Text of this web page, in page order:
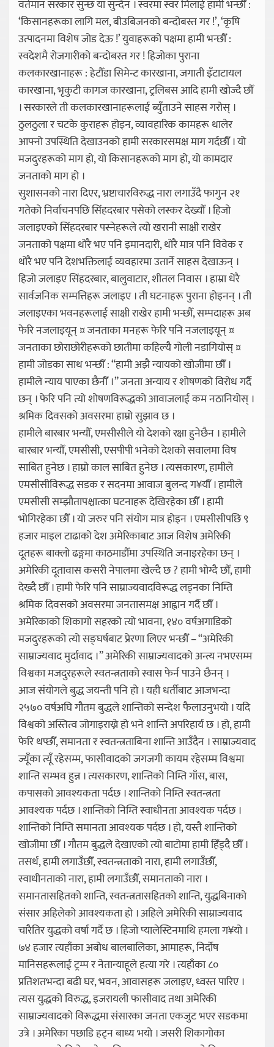
वर्तमान सरकार सुन्छ या सुन्दैन । स्वरमा स्वर मिलाई हामी भन्छौँ :
‘किसानहरूका लागि मल, बीउबिजनको बन्दोबस्त गर !’, ‘कृषि
उत्पादनमा विशेष जोड देऊ !’ युवाहरूको पक्षमा हामी भन्छौँ :
स्वदेशमै रोजगारीको बन्दोबस्त गर ! हिजोका पुराना
कलकारखानाहरू : हेटौँडा सिमेन्ट कारखाना, जगाती इँटाटायल
कारखाना, भृकुटी कागज कारखाना, ट्रलिबस आदि हामी खोज्दै छौँ
। सरकारले ती कलकारखानाहरूलाई ब्युँताउने साहस गरोस् ।
ठुलठुला र चटके कुराहरू होइन, व्यावहारिक कामहरू थालेर
आफ्नो उपस्थिति देखाउनको हामी सरकारसमक्ष माग गर्दछौँ । यो
मजदुरहरूको माग हो, यो किसानहरूको माग हो, यो कामदार
जनताको माग हो ।
सुशासनको नारा दिएर, भ्रष्टाचारविरुद्ध नारा लगाउँदै फागुन २१
गतेको निर्वाचनपछि सिंहदरबार पसेको लस्कर देख्यौँ । हिजो
जलाइएको सिंहदरबार पस्नेहरूले त्यो खरानी साक्षी राखेर
जनताको पक्षमा थोरै भए पनि इमानदारी, थोरै मात्र पनि विवेक र
थोरै भए पनि देशभक्तिलाई व्यवहारमा उतार्ने साहस देखाऊन् ।
हिजो जलाइए सिंहदरबार, बालुवाटार, शीतल निवास । हाम्रा धेरै
सार्वजनिक सम्पत्तिहरू जलाइए । ती घटनाहरू पुराना होइनन् । ती
जलाइएका भवनहरूलाई साक्षी राखेर हामी भन्छौँ, सम्पदाहरू अब
फेरि नजलाइयून् ¤ जनताका मनहरू फेरि पनि नजलाइयून् ¤
जनताका छोराछोरीहरूको छातीमा कहिल्यै गोली नडागियोस् ¤
हामी जोडका साथ भन्छौँ : “हामी अझै न्यायको खोजीमा छौँ ।
हामीले न्याय पाएका छैनौँ ।” जनता अन्याय र शोषणको विरोध गर्दै
छन् । फेरि पनि त्यो शोषणविरूद्धको आवाजलाई कम नठानियोस् ।
श्रमिक दिवसको अवसरमा हाम्रो सुझाव छ ।
हामीले बारबार भन्यौँ, एमसीसीले यो देशको रक्षा हुनेछैन । हामीले
बारबार भन्यौँ, एमसीसी, एसपीपी भनेको देशको सवालमा विष
साबित हुनेछ । हाम्रो काल साबित हुनेछ । त्यसकारण, हामीले
एमसीसीविरूद्ध सडक र सदनमा आवाज बुलन्द ग¥यौँ । हामीले
एमसीसी सम्झौतापश्चात्का घटनाहरू देखिरहेका छौँ । हामी
भोगिरहेका छौँ । यो जरुर पनि संयोग मात्र होइन । एमसीसीपछि ९
हजार माइल टाढाको देश अमेरिकाबाट आज विशेष अमेरिकी
दूतहरू बाक्लो ढङ्गमा काठमाडौँमा उपस्थिति जनाइरहेका छन् ।
अमेरिकी दूतावास कसरी नेपालमा खेल्दै छ ? हामी भोग्दै छौँ, हामी
देख्दै छौँ । हामी फेरि पनि साम्राज्यवादविरूद्ध लड्नका निम्ति
श्रमिक दिवसको अवसरमा जनतासमक्ष आह्वान गर्दै छौँ ।
अमेरिकाको शिकागो सहरको त्यो भावना, १४० वर्षअगाडिको
मजदुरहरूको त्यो सङ्घर्षबाट प्रेरणा लिएर भन्छौँ – “अमेरिकी
साम्राज्यवाद मुर्दावाद ।” अमेरिकी साम्राज्यवादको अन्त्य नभएसम्म
विश्वका मजदुरहरूले स्वतन्त्रताको स्वास फेर्न पाउने छैनन् ।
आज संयोगले बुद्ध जयन्ती पनि हो । यही धर्तीबाट आजभन्दा
२५७० वर्षअघि गौतम बुद्धले शान्तिको सन्देश फैलाउनुभयो । यदि
विश्वको अस्तित्व जोगाइराख्ने हो भने शान्ति अपरिहार्य छ । हो, हामी
फेरि थप्छौँ, समानता र स्वतन्त्रताबिना शान्ति आउँदैन । साम्राज्यवाद
ज्यूँका त्यूँ रहेसम्म, फासीवादको जगजगी कायम रहेसम्म विश्वमा
शान्ति सम्भव हुन्न । त्यसकारण, शान्तिको निम्ति गाँस, बास,
कपासको आवश्यकता पर्दछ । शान्तिको निम्ति स्वतन्त्रता
आवश्यक पर्दछ । शान्तिको निम्ति स्वाधीनता आवश्यक पर्दछ ।
शान्तिको निम्ति समानता आवश्यक पर्दछ । हो, यस्तै शान्तिको
खोजीमा छौँ । गौतम बुद्धले देखाएको त्यो बाटोमा हामी हिँड्दै छौँ ।
तसर्थ, हामी लगाउँछौँ, स्वतन्त्रताको नारा, हामी लगाउँछौँ,
स्वाधीनताको नारा, हामी लगाउँछौँ, समानताको नारा ।
समानतासहितको शान्ति, स्वतन्त्रतासहितको शान्ति, युद्धबिनाको
संसार अहिलेको आवश्यकता हो । अहिले अमेरिकी साम्राज्यवाद
चारैतिर युद्धको वर्षा गर्दै छ । हिजो प्यालेस्टिनमाथि हमला ग¥यो ।
७४ हजार त्यहाँका अबोध बालबालिका, आमाहरू, निर्दोष
मानिसहरूलाई ट्रम्प र नेतान्याहूले हत्या गरे । त्यहाँका ८०
प्रतिशतभन्दा बढी घर, भवन, आवासहरू जलाइए, ध्वस्त पारिए ।
त्यस युद्धको विरुद्ध, इजरायली फासीवाद तथा अमेरिकी
साम्राज्यवादको विरूद्धमा संसारका जनता एकजुट भएर सडकमा
उत्रे । अमेरिका पछाडि हट्न बाध्य भयो । जसरी शिकागोका